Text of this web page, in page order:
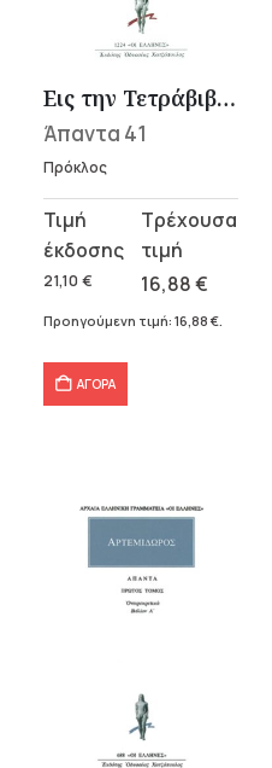
Εις την Τετράβιβλον του Πτολεμαίου εξήγησις Α΄-Β΄
Άπαντα 41
Πρόκλος
21,10 €
Original
price
was:
21,10 €.
16,88€
Η
τρέχουσα
τιμή
Προηγούμενη τιμή: 16,88 €
ΑΓΟΡΑ